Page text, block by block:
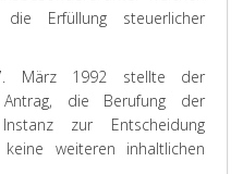
Erfüllung steuerlicher
März 1992 stellte der
Antrag, die Berufung der
zur Entscheidung
weiteren inhaltlichen